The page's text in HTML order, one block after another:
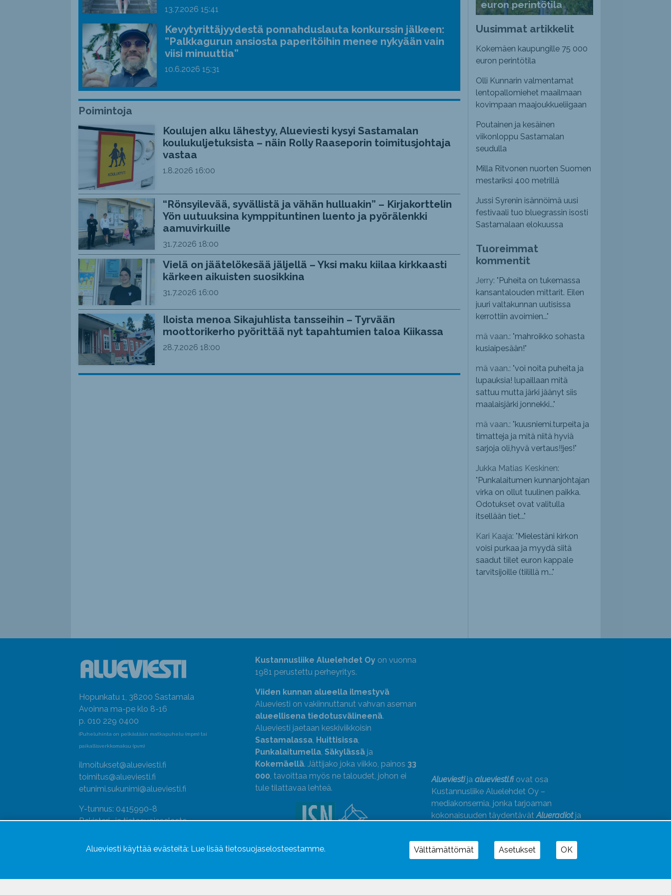
pienemmäksi.
13.7.2026 15:41
Kevytyrittäjyydestä ponnahduslauta konkurssin jälkeen:
”Palkkagurun ansiosta paperitöihin menee nykyään vain
viisi minuuttia”
10.6.2026 15:31
Poimintoja
Koulujen alku lähestyy, Alueviesti kysyi Sastamalan
koulukuljetuksista – näin Rolly Raaseporin toimitusjohtaja
vastaa
1.8.2026 16:00
“Rönsyilevää, syvällistä ja vähän hulluakin” – Kirjakorttelin
Yön uutuuksina kymppituntinen luento ja pyörälenkki
aamuvirkuille
31.7.2026 18:00
Vielä on jäätelökesää jäljellä – Yksi maku kiilaa kirkkaasti
kärkeen aikuisten suosikkina
31.7.2026 16:00
Iloista menoa Sikajuhlista tansseihin – Tyrvään
moottorikerho pyörittää nyt tapahtumien taloa Kiikassa
28.7.2026 18:00
euron perintötila
Uusimmat artikkelit
Kokemäen kaupungille 75 000
euron perintötila
Olli Kunnarin valmentamat
lentopallomiehet maailmaan
kovimpaan maajoukkueliigaan
Poutainen ja kesäinen
viikonloppu Sastamalan
seudulla
Milla Ritvonen nuorten Suomen
mestariksi 400 metrillä
Jussi Syrenin isännöimä uusi
festivaali tuo bluegrassin isosti
Sastamalaan elokuussa
Tuoreimmat
kommentit
Jerry: " Puheita on tukemassa
kansantalouden mittarit. Eilen
juuri valtakunnan uutisissa
kerrottiin avoimien..."
mä vaan.: "mahroikko sohasta
kusiaipesään!"
mä vaan.: "voi noita puheita ja
lupauksia! lupaillaan mitä
sattuu mutta järki jäänyt siis
maalaisjärki jonnekki..."
mä vaan.: "kuusniemi.turpeita ja
timatteja ja mitä niitä hyviä
sarjoja oli,hyvä vertaus!!jes!"
Jukka Matias Keskinen:
" Punkalaitumen kunnanjohtajan
virka on ollut tuulinen paikka.
Odotukset ovat valitulla
itsellään tiet..."
Kari Kaaja: " Mielestäni kirkon
voisi purkaa ja myydä siitä
saadut tiilet euron kappale
tarvitsijoille (tiilillä m..."
Hopunkatu 1, 38200 Sastamala
Avoinna ma-pe klo 8-16
p. 010 229 0400
(Puheluhinta on pelkästään matkapuhelu (mpm) tai
paikallisverkkomaksu (pvm)
ilmoitukset@alueviesti.fi
toimitus@alueviesti.fi
etunimi.sukunimi@alueviesti.fi
Y-tunnus: 0415990-8
Rekisteri- ja tietosuojaseloste
Seuraa meitä
Kustannusliike Aluelehdet Oyon vuonna
1981 perustettu perheyritys.
Viiden kunnan alueella ilmestyvä
Alueviesti on vakiinnuttanut vahvan aseman
alueellisena tiedotusvälineenä.
Alueviesti jaetaan keskiviikkoisin
Sastamalassa, Huittisissa,
Punkalaitumella, Säkylässäja
Kokemäellä. Jättijako joka viikko, painos 33
000, tavoittaa myös ne taloudet, johon ei
tule tilattavaa lehteä.
Uutismedian Liiton jäsen. Noudatamme
Alueviestija alueviesti.fiovat osa
Kustannusliike Aluelehdet Oy –
mediakonsernia, jonka tarjoaman
kokonaisuuden täydentävätAlueradiotja
Alueviesti käyttää evästeitä: Lue lisää tietosuojaselosteestamme. Välttämättömät Asetukset OK